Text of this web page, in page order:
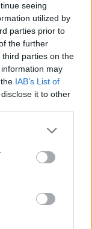
seeing
utilized by
parties prior to
the further
parties on the
may
IAB’s List of
it to other